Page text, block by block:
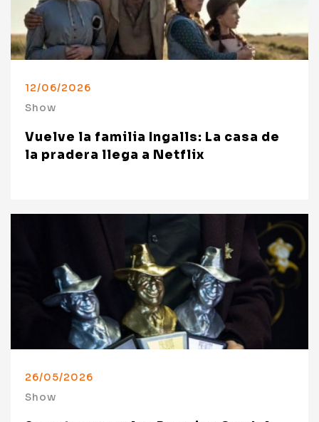
12/06/2026
Show
Vuelve la familia Ingalls: La casa de
la pradera llega a Netflix
26/05/2026
Show